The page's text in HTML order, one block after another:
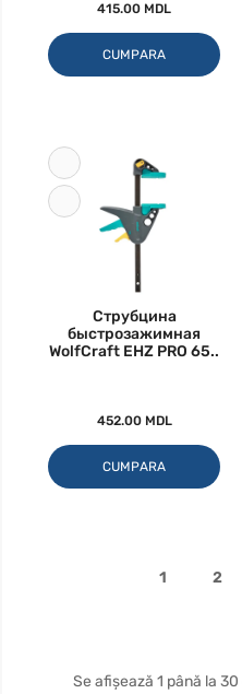
415.00 MDL
CUMPARA
Струбцина
быстрозажимная
WolfCraft EHZ PRO 65..
452.00 MDL
CUMPARA
1 2
Se afișează 1 până la